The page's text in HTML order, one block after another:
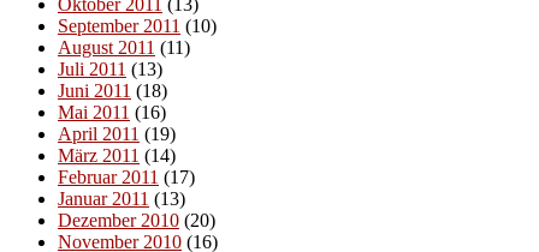
Oktober 2011 (13)
September 2011 (10)
August 2011 (11)
Juli 2011 (13)
Juni 2011 (18)
Mai 2011 (16)
April 2011 (19)
März 2011 (14)
Februar 2011 (17)
Januar 2011 (13)
Dezember 2010 (20)
November 2010 (16)